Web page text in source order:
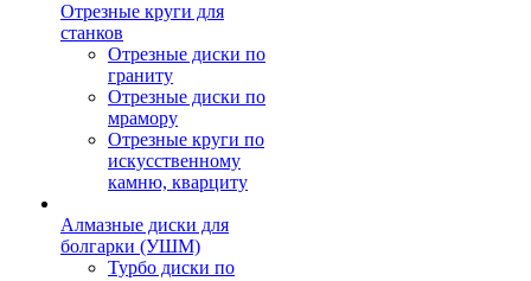
Отрезные круги для
станков
Отрезные диски по
граниту
Отрезные диски по
мрамору
Отрезные круги по
искусственному
камню, кварциту
Алмазные диски для
болгарки (УШМ)
Турбо диски по